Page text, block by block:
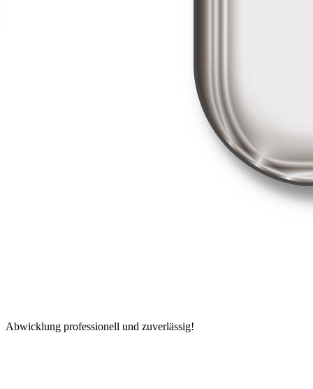
Abwicklung professionell und zuverlässig!